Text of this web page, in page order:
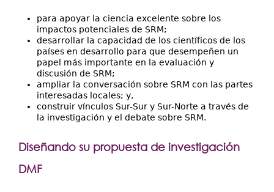
para apoyar la ciencia excelente sobre los
impactos potenciales de SRM;
desarrollar la capacidad de los científicos de los
países en desarrollo para que desempeñen un
papel más importante en la evaluación y
discusión de SRM;
ampliar la conversación sobre SRM con las partes
interesadas locales; y,
construir vínculos Sur-Sur y Sur-Norte a través de
la investigación y el debate sobre SRM.
Diseñando su propuesta de investigación
DMF